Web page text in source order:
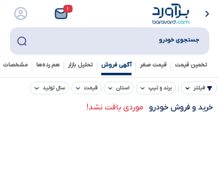
۱
جستجوی خودرو
تخمین قیمت قیمت صفر آگهی فروش تحلیل بازار هم رده‌ها‌ مشخصات
فیلتر برند و تیپ استان قیمت سال تولید
خرید و فروش خودرو موردی یافت نشد!